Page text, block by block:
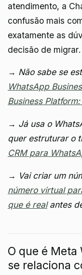
atendimento, a
confusão mais
exatamente as
decisão de migrar.
→ Não sabe se
WhatsApp
Business
→ Já usa o
quer estruturar o
CRM para
→ Vai criar um
número virtual
que é realantes
O que é
se relaciona